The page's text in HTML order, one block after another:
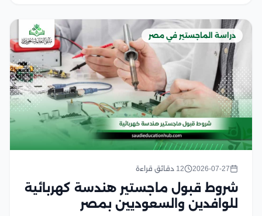
دراسة الماجستير في مصر
2026-07-27 12 دقائق قراءة
شروط قبول ماجستير هندسة كهربائية
للوافدين والسعوديين بمصر